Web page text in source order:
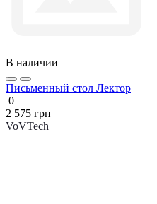
В наличии
Письменный стол Лектор
0
2 575 грн
VoVTech